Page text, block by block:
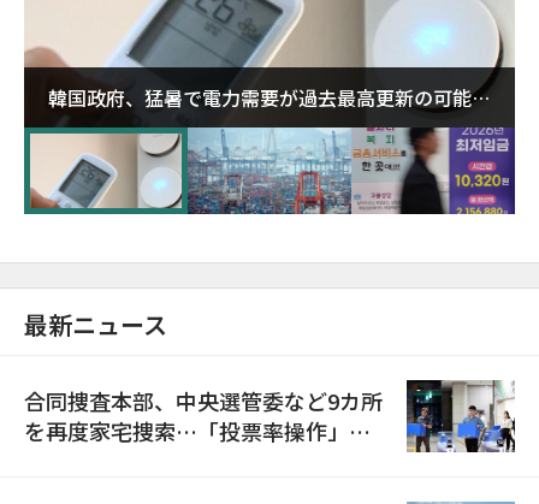
韓国政府、猛暑で電力需要が過去最高更新の可能性
に需給対応体制を点検
最新ニュース
合同捜査本部、中央選管委など9カ所
を再度家宅捜索…「投票率操作」の